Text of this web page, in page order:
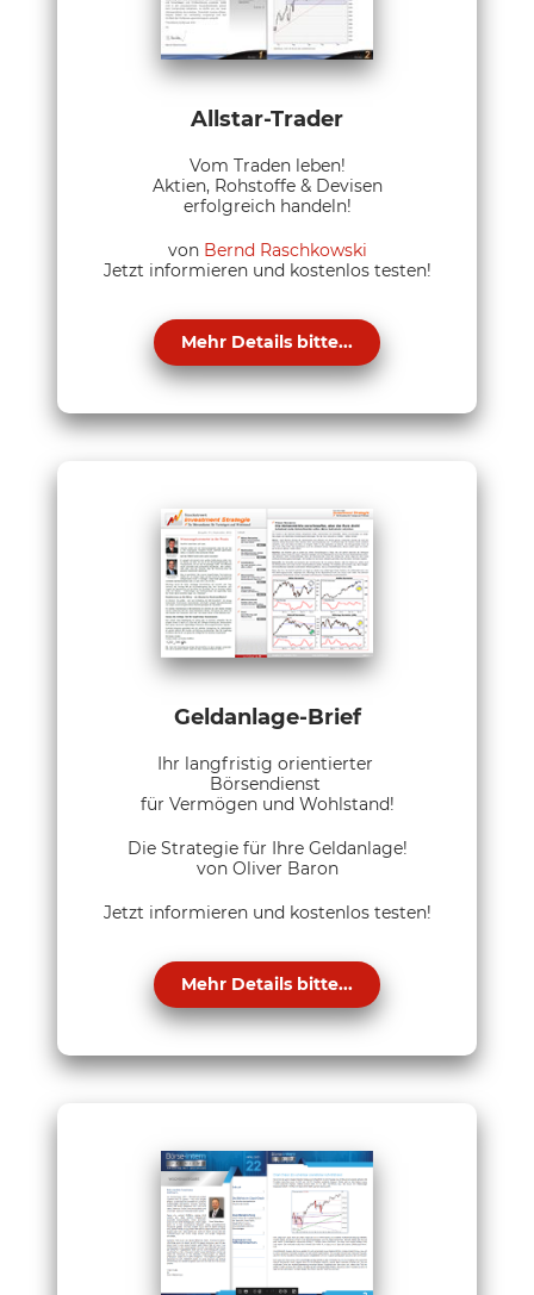
Allstar-Trader
Vom Traden leben!
Aktien, Rohstoffe & Devisen
erfolgreich handeln!
von Bernd Raschkowski
Jetzt informieren und kostenlos testen!
Mehr Details bitte...
Geldanlage-Brief
Ihr langfristig orientierter
Börsendienst
für Vermögen und Wohlstand!
Die Strategie für Ihre Geldanlage!
von Oliver Baron
Jetzt informieren und kostenlos testen!
Mehr Details bitte...